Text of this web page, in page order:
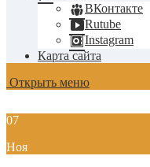
ВКонтакте
Rutube
Instagram
Карта сайта
Открыть меню
07
Ноя